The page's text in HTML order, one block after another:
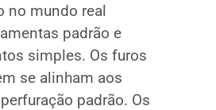
no mundo real
padrão e
simples. Os furos
se alinham aos
padrão. Os